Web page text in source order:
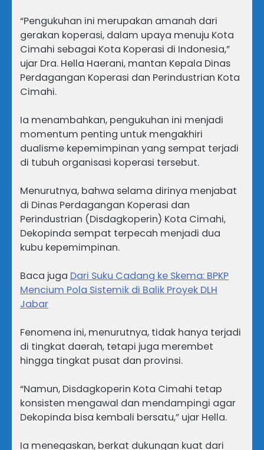
“Pengukuhan ini merupakan amanah dari
gerakan koperasi, dalam upaya menuju Kota
Cimahi sebagai Kota Koperasi di Indonesia,”
ujar Dra. Hella Haerani, mantan Kepala Dinas
Perdagangan Koperasi dan Perindustrian Kota
Cimahi.
Ia menambahkan, pengukuhan ini menjadi
momentum penting untuk mengakhiri
dualisme kepemimpinan yang sempat terjadi
di tubuh organisasi koperasi tersebut.
‎Menurutnya, bahwa selama dirinya menjabat
di Dinas Perdagangan Koperasi dan
Perindustrian (Disdagkoperin) Kota Cimahi,
Dekopinda sempat terpecah menjadi dua
kubu kepemimpinan.
Baca juga Dari Suku Cadang ke Skema: BPKP
Mencium Pola Sistemik di Balik Proyek DLH
Jabar
‎Fenomena ini, menurutnya, tidak hanya terjadi
di tingkat daerah, tetapi juga merembet
hingga tingkat pusat dan provinsi.
‎“Namun, Disdagkoperin Kota Cimahi tetap
konsisten mengawal dan mendampingi agar
Dekopinda bisa kembali bersatu,” ujar Hella.
‎Ia menegaskan, berkat dukungan kuat dari